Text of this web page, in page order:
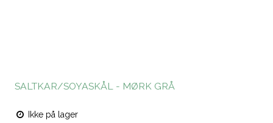
SALTKAR/SOYASKÅL - MØRK GRÅ
Ikke på lager